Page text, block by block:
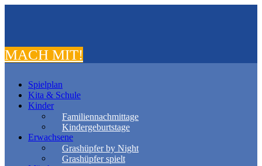
MACH MIT!
Spielplan
Kita & Schule
Kinder
Familiennachmittage
Kindergeburtstage
Erwachsene
Grashüpfer by Night
Grashüpfer spielt